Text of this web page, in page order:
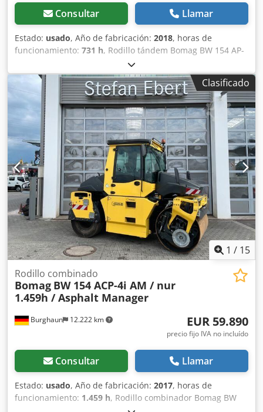
Consultar Llamar
Estado: usado, Año de fabricación: 2018, horas de
funcionamiento: 731 h, Rodillo tándem Bomag BW 154 AP-
4 AM, año de fabricación: 2018, horas de funcionamiento:
solo 731 h, motor: Kubota [55,4 kW/75 CV], Asphalt
Manager 2, peso: 7300 kg, banda de rodadura lisa, buen
estado, listo para su uso inmediato. Dcodpjzq Tzysfx Abzek
Si lo desea, le ofreceremos una opción de arrendamiento o
financiación. El Sr. Mihm (Tel. estará encantado de
atenderle. Puede encontrar más información en nuestra
página web. ¡Salvo errores y venta previa! = Más
información = Póngase en contacto con Tobias Ebert para
obtener más información.
Clasificado
1 / 15
Burghaun 12.222 km
Rodillo combinado
Bomag BW 154 ACP-4i AM / nur
1.459h / Asphalt Manager
EUR 59.890
precio fijo IVA no incluído
Consultar Llamar
Estado: usado, Año de fabricación: 2017, horas de
funcionamiento: 1.459 h, Rodillo combinador Bomag BW